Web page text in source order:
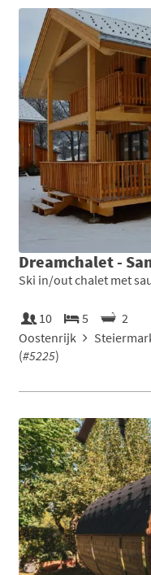
Dreamchalet -
Ski in/out chalet met
10 5
2
Oostenrijk
(#5225)